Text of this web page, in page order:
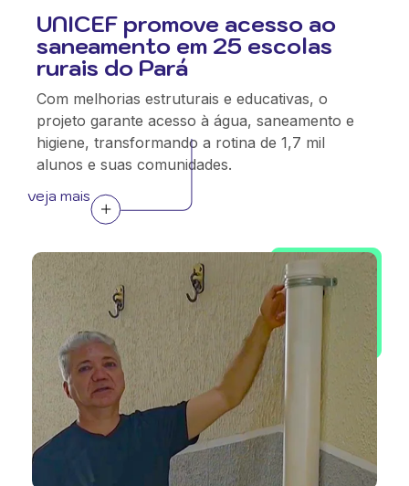
UNICEF promove acesso ao
saneamento em 25 escolas
rurais do Pará
Com melhorias estruturais e educativas, o
projeto garante acesso à água, saneamento e
higiene, transformando a rotina de 1,7 mil
alunos e suas comunidades.
veja mais